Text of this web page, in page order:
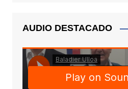
AUDIO DESTACADO